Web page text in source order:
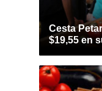
Cesta
$19,55 en